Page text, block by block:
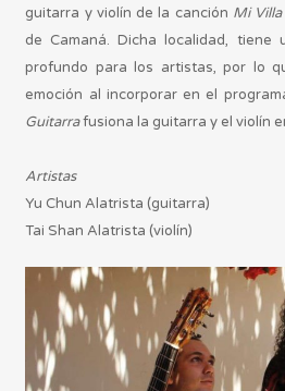
guitarra y violín de la canción Mi
de Camaná. Dicha localidad, tiene
profundo para los artistas, por lo
emoción al incorporar en el
Guitarrafusiona la guitarra y el violín
Artistas
Yu Chun Alatrista (guitarra)
Tai Shan Alatrista (violín)